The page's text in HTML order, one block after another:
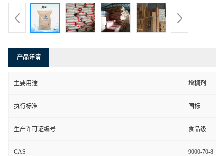
产品详请
主要用途 增稠剂
执行标准 国标
生产许可证编号 食品级
CAS 9000-70-8